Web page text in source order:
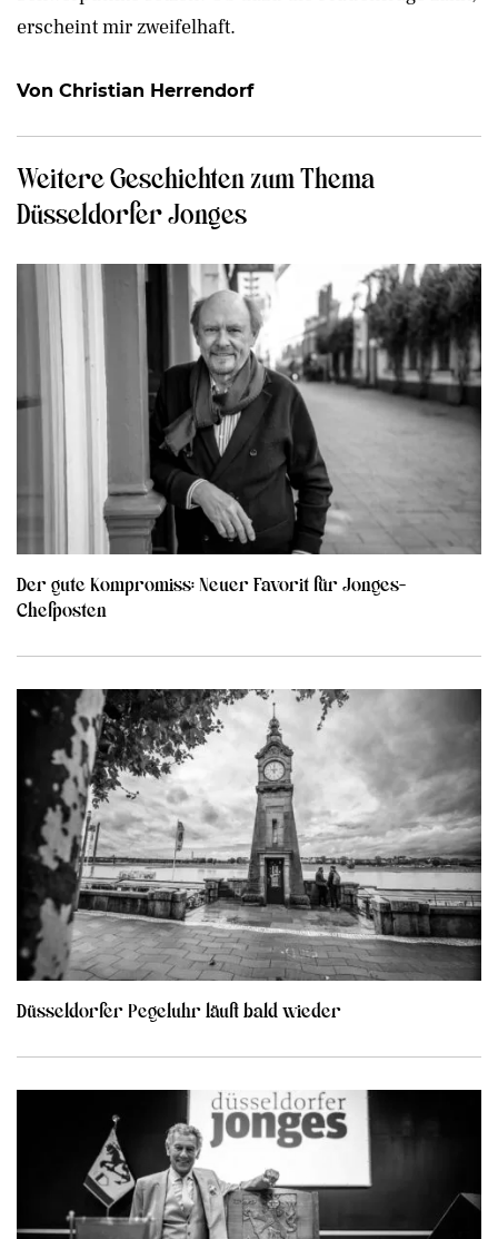
erscheint mir zweifelhaft.
Von Christian Herrendorf
Weitere Geschichten zum Thema
Düsseldorfer Jonges
Der gute Kompromiss: Neuer Favorit für Jonges-
Chefposten
Düsseldorfer Pegeluhr läuft bald wieder